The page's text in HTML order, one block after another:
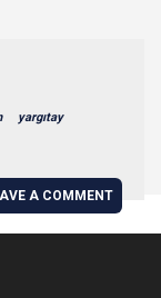
yargıtay
A COMMENT